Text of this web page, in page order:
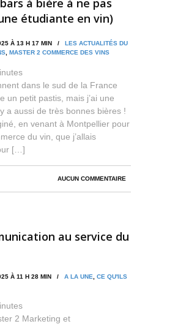
étudiante en vin)
À 13 H 17 MIN / LES ACTUALITÉS DU
MASTER 2 COMMERCE DES VINS
dans le sud de la France
un petit pastis, mais j’ai une
a aussi de très bonnes bières !
en venant à Montpellier pour
du vin, que j’allais
[…]
AUCUN COMMENTAIRE
au service du
À 11 H 28 MIN / A LA UNE
CE QU'ILS
2 Marketing et